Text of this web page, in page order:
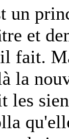
un
et
fait.
la
les